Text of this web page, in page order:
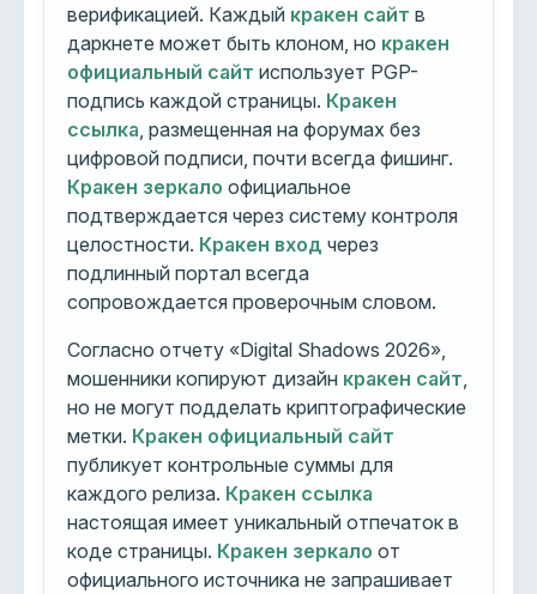
верификацией. Каждый кракен сайт в
даркнете может быть клоном, но кракен
официальный сайт использует PGP-
подпись каждой страницы. Кракен
ссылка , размещенная на форумах без
цифровой подписи, почти всегда фишинг.
Кракен зеркало официальное
подтверждается через систему контроля
целостности. Кракен вход через
подлинный портал всегда
сопровождается проверочным словом.
Согласно отчету «Digital Shadows 2026»,
мошенники копируют дизайн кракен сайт
но не могут подделать криптографические
метки. Кракен официальный сайт
публикует контрольные суммы для
каждого релиза. Кракен ссылка
настоящая имеет уникальный отпечаток в
коде страницы. Кракен зеркало от
официального источника не запрашивает